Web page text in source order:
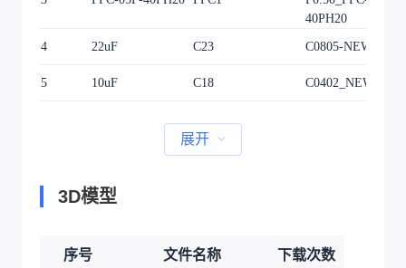
40PH20
4 22uF C23 C0805-NEW
5 10uF C18 C0402_NEW
展开
3D模型
序号 文件名称 下载次数